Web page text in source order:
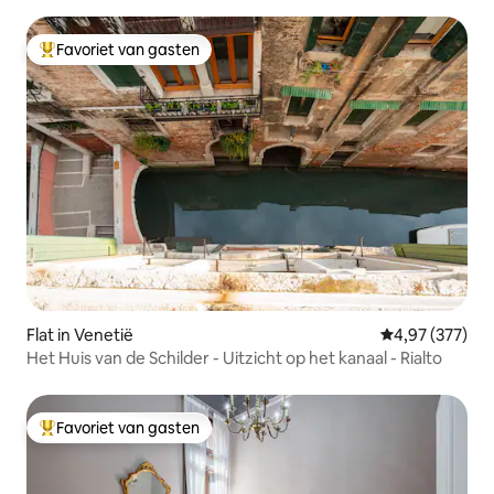
Topfavoriet van gasten
Favoriet van gasten
Flat in Venetië Gemiddelde
4,97 (377)
Het Huis van de Schilder - Uitzicht op het kanaal - Rialto
Topfavoriet van gasten
Favoriet van gasten